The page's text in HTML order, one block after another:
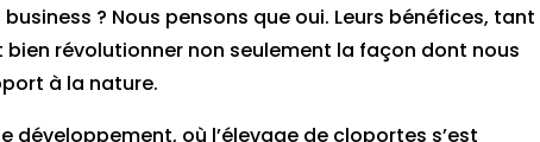
? Nous pensons que oui. Leurs bénéfices, tant
révolutionner non seulement la façon dont nous
à la nature.
développement, où l’élevage de cloportes s’est